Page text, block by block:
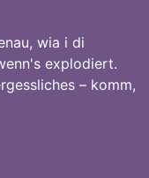
wia i di
explodiert.
– komm,